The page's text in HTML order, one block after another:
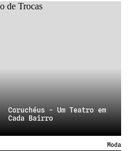
Coruchéus - Um Teatro em
Cada Bairro
Moda